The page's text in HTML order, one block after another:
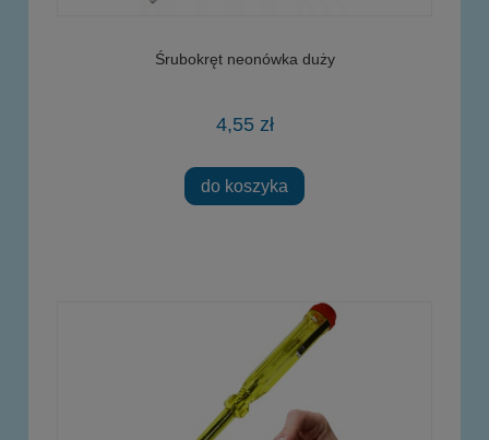
Śrubokręt neonówka duży
4,55 zł
do koszyka